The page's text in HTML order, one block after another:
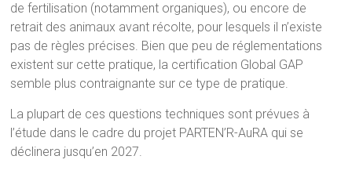
de fertilisation (notamment organiques), ou encore de
retrait des animaux avant récolte, pour lesquels il n’existe
pas de règles précises. Bien que peu de réglementations
existent sur cette pratique, la certification Global GAP
semble plus contraignante sur ce type de pratique.
La plupart de ces questions techniques sont prévues à
l’étude dans le cadre du projet PARTEN’R-AuRA qui se
déclinera jusqu’en 2027.